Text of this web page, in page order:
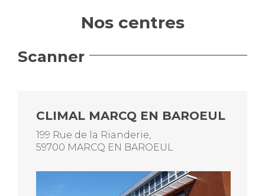
Nos centres
Scanner
CLIMAL MARCQ EN BAROEUL
199 Rue de la Rianderie,
59700 MARCQ EN BAROEUL